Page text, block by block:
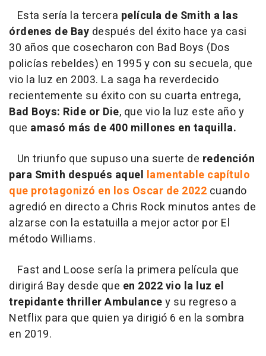
Esta sería la tercera película de Smith a las
órdenes de Bay después del éxito hace ya casi
30 años que cosecharon con Bad Boys (Dos
policías rebeldes) en 1995 y con su secuela, que
vio la luz en 2003. La saga ha reverdecido
recientemente su éxito con su cuarta entrega,
Bad Boys: Ride or Die, que vio la luz este año y
que amasó más de 400 millones en taquilla.
Un triunfo que supuso una suerte de redención
para Smith después aquel lamentable capítulo
que protagonizó en los Oscar de 2022 cuando
agredió en directo a Chris Rock minutos antes de
alzarse con la estatuilla a mejor actor por El
método Williams.
Fast and Loose sería la primera película que
dirigirá Bay desde que en 2022 vio la luz el
trepidante thriller Ambulancey su regreso a
Netflix para que quien ya dirigió 6 en la sombra
en 2019.